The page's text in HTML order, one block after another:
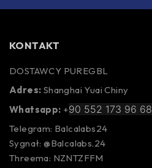
KONTAKT
DOSTAWCY PUREGBL
Adres: Shanghai Yuai Chiny
Whatsapp: +90 552 173 96 68
Telegram: Balcalabs24
Sygnał: @Balcalabs.24
Threema: NZNTZFFM